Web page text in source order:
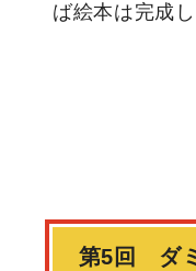
ば絵本は完成
第5回 ダ